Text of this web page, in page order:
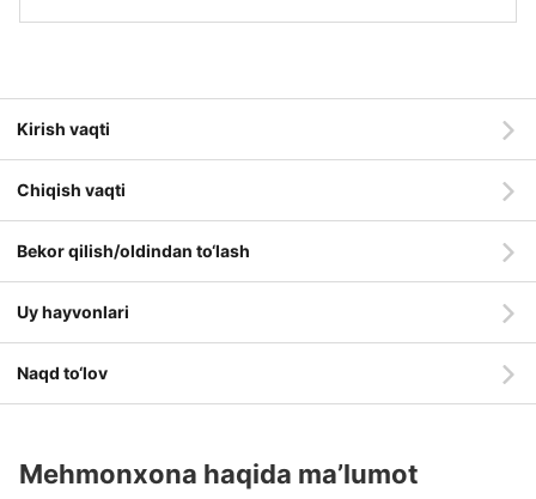
Kirish vaqti
Chiqish vaqti
Bekor qilish/oldindan to‘lash
Uy hayvonlari
Naqd to‘lov
Mehmonxona haqida ma’lumot